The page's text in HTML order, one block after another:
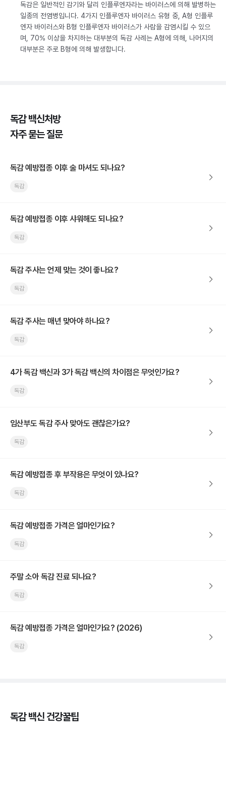
독감은 일반적인 감기와 달리 인플루엔자라는 바이러스에 의해 발병하는
일종의 전염병입니다. 4가지 인플루엔자 바이러스 유형 중, A형 인플루
엔자 바이러스와 B형 인플루엔자 바이러스가 사람을 감염시킬 수 있으
며, 70% 이상을 차지하는 대부분의 독감 사례는 A형에 의해, 나머지의
대부분은 주로 B형에 의해 발생합니다.
독감 백신처방
자주 묻는 질문
독감 예방접종 이후 술 마셔도 되나요?
독감
독감 예방접종 이후 샤워해도 되나요?
독감
독감 주사는 언제 맞는 것이 좋나요?
독감
독감 주사는 매년 맞아야 하나요?
독감
4가 독감 백신과 3가 독감 백신의 차이점은 무엇인가요?
독감
임산부도 독감 주사 맞아도 괜찮은가요?
독감
독감 예방접종 후 부작용은 무엇이 있나요?
독감
독감 예방접종 가격은 얼마인가요?
독감
주말 소아 독감 진료 되나요?
독감
독감 예방접종 가격은 얼마인가요? (2026)
독감
독감 백신 건강꿀팁